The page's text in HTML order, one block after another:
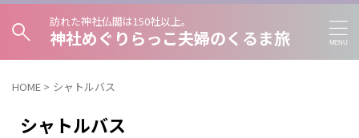
訪れた神社仏閣は150社以上。
神社めぐりらっこ夫婦のくるま旅
HOME > シャトルバス
シャトルバス